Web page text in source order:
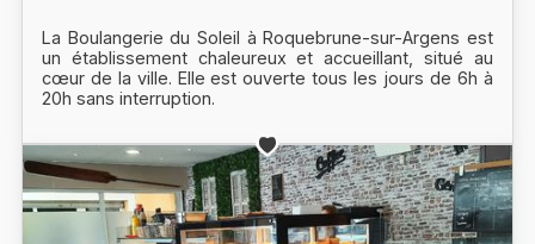
La Boulangerie du Soleil à Roquebrune-sur-Argens est
un établissement chaleureux et accueillant, situé au
cœur de la ville. Elle est ouverte tous les jours de 6h à
20h sans interruption.